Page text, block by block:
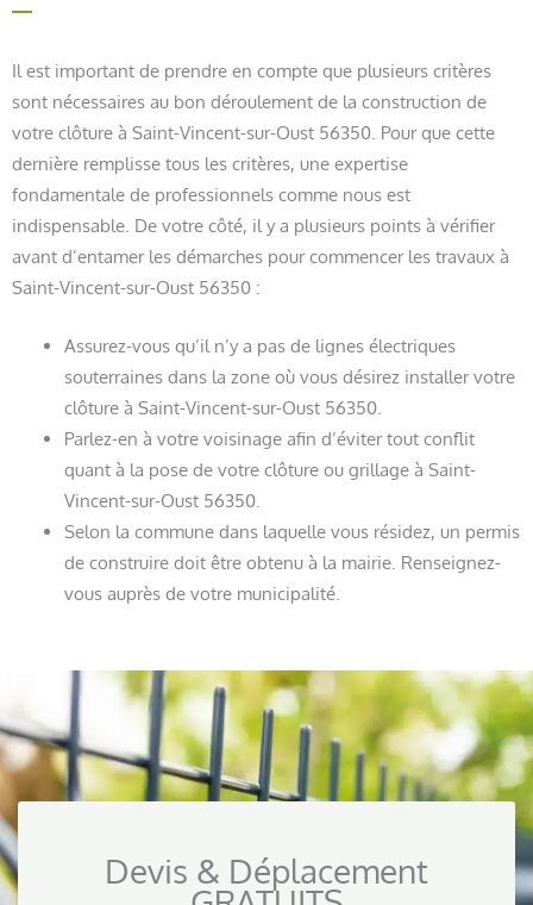
Il est important de prendre en compte que plusieurs critères
sont nécessaires au bon déroulement de la construction de
votre clôture à Saint-Vincent-sur-Oust 56350. Pour que cette
dernière remplisse tous les critères, une expertise
fondamentale de professionnels comme nous est
indispensable. De votre côté, il y a plusieurs points à vérifier
avant d’entamer les démarches pour commencer les travaux à
Saint-Vincent-sur-Oust 56350 :
Assurez-vous qu’il n’y a pas de lignes électriques
souterraines dans la zone où vous désirez installer votre
clôture à Saint-Vincent-sur-Oust 56350.
Parlez-en à votre voisinage afin d’éviter tout conflit
quant à la pose de votre clôture ou grillage à Saint-
Vincent-sur-Oust 56350.
Selon la commune dans laquelle vous résidez, un permis
de construire doit être obtenu à la mairie. Renseignez-
vous auprès de votre municipalité.
Devis & Déplacement